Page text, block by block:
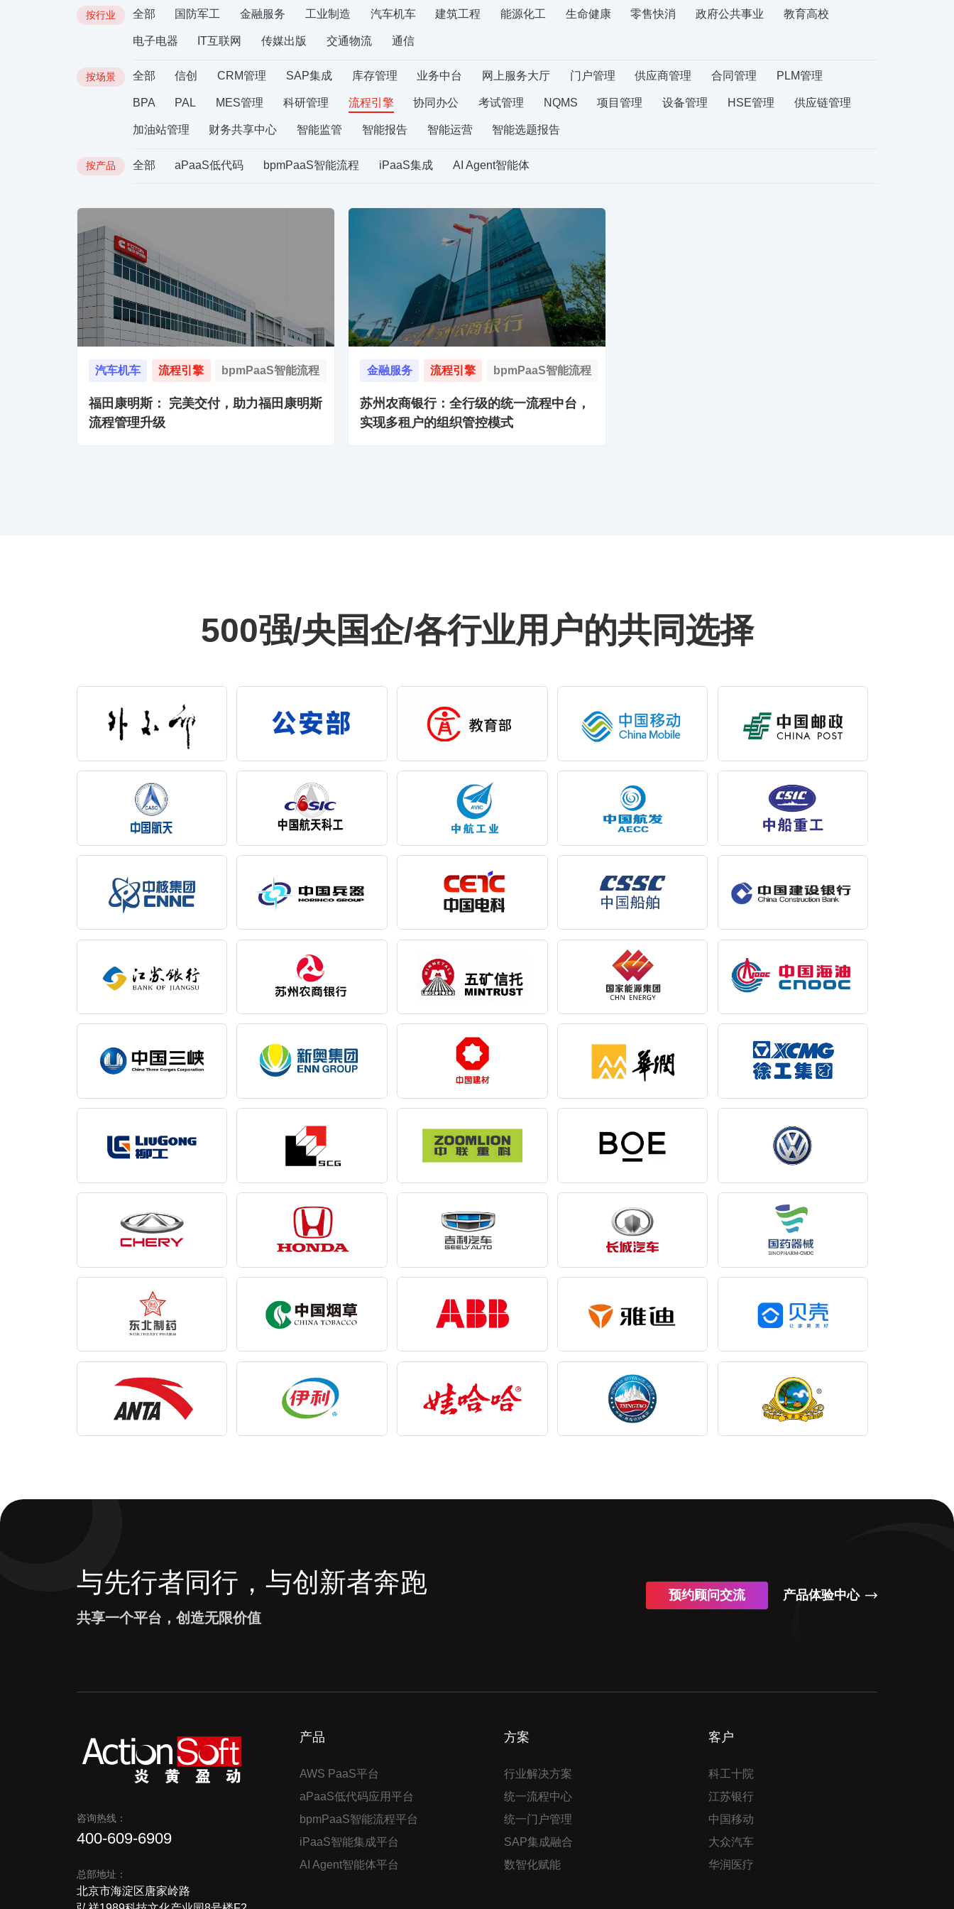
按行业 全部 国防军工 金融服务 工业制造 汽车机车 建筑工程 能源化工 生命健康 零售快消 政府公共事业 教育高校
电子电器 IT互联网 传媒出版 交通物流 通信
按场景 全部 信创 CRM管理 SAP集成 库存管理 业务中台 网上服务大厅 门户管理 供应商管理 合同管理 PLM管理
BPA PAL MES管理 科研管理 流程引擎 协同办公 考试管理 NQMS 项目管理 设备管理 HSE管理 供应链管理
加油站管理 财务共享中心 智能监管 智能报告 智能运营 智能选题报告
按产品 全部 aPaaS低代码 bpmPaaS智能流程 iPaaS集成 AI Agent智能体
汽车机车 流程引擎 bpmPaaS智能流程
福田康明斯： 完美交付，助力福田康明斯
流程管理升级
金融服务 流程引擎 bpmPaaS智能流程
苏州农商银行：全行级的统一流程中台，
实现多租户的组织管控模式
500强/央国企/各行业用户的共同选择
与先行者同行，与创新者奔跑
共享一个平台，创造无限价值
预约顾问交流 产品体验中心
咨询热线：
400-609-6909
总部地址：
北京市海淀区唐家岭路
产品
AWS PaaS平台
aPaaS低代码应用平台
bpmPaaS智能流程平台
iPaaS智能集成平台
AI Agent智能体平台
方案
行业解决方案
统一流程中心
统一门户管理
SAP集成融合
数智化赋能
客户
科工十院
江苏银行
中国移动
大众汽车
华润医疗